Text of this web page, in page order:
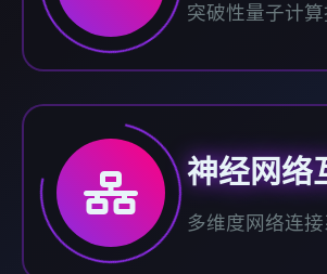
突破性量子计
神经网络
多维度网络连